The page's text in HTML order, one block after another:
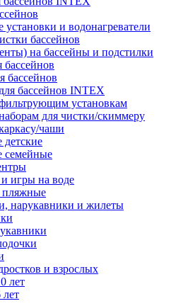
и водонагреватели
бассейнов
на бассейны и подстилки
бассейнов
бассейнов INTEX
установкам
для чистки/скиммеру
чаши
семейные
игры на воде
пляжные
нарукавники и жилеты
и взрослых
лет
лет